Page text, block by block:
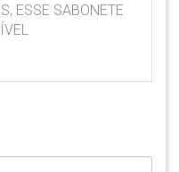
ESSE SABONETE